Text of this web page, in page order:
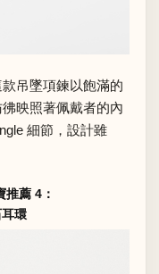
吊墜項鍊以飽滿的
映照著佩戴者的內
細節，設計雖
薦 4：
環